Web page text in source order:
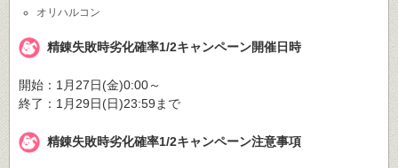
オリハルコン
精錬失敗時劣化確率1/2キャンペーン開催日時
開始：1月27日(金)0:00～
終了：1月29日(日)23:59まで
精錬失敗時劣化確率1/2キャンペーン注意事項